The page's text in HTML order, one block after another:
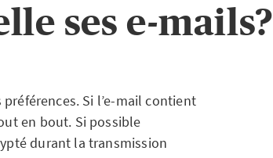
ses e-mails?
Si l’e-mail contient
en bout. Si possible
durant la transmission